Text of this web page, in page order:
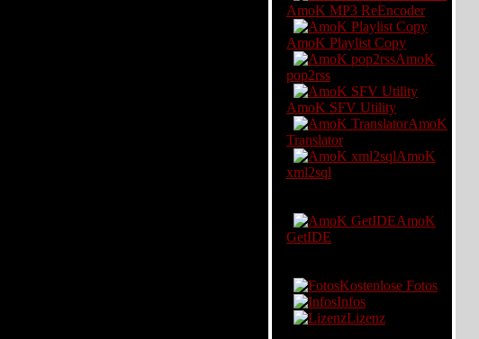
AmoK MP3 ReEncoder
AmoK Playlist Copy
AmoK
pop2rss
AmoK SFV Utility
AmoK
Translator
AmoK
xml2sql
AmoK
GetIDE
Kostenlose Fotos
Infos
Lizenz